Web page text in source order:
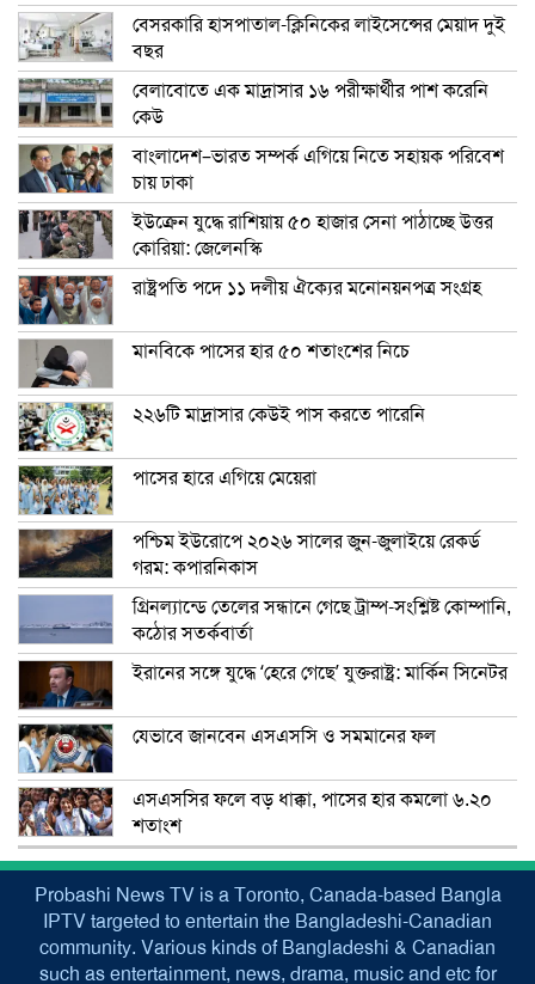
বেসরকারি হাসপাতাল-ক্লিনিকের লাইসেন্সের মেয়াদ দুই
বছর
বেলাবোতে এক মাদ্রাসার ১৬ পরীক্ষার্থীর পাশ করেনি
কেউ
বাংলাদেশ–ভারত সম্পর্ক এগিয়ে নিতে সহায়ক পরিবেশ
চায় ঢাকা
ইউক্রেন যুদ্ধে রাশিয়ায় ৫০ হাজার সেনা পাঠাচ্ছে উত্তর
কোরিয়া: জেলেনস্কি
রাষ্ট্রপতি পদে ১১ দলীয় ঐক্যের মনোনয়নপত্র সংগ্রহ
মানবিকে পাসের হার ৫০ শতাংশের নিচে
২২৬টি মাদ্রাসার কেউই পাস করতে পারেনি
পাসের হারে এগিয়ে মেয়েরা
পশ্চিম ইউরোপে ২০২৬ সালের জুন-জুলাইয়ে রেকর্ড
গরম: কপারনিকাস
গ্রিনল্যান্ডে তেলের সন্ধানে গেছে ট্রাম্প-সংশ্লিষ্ট কোম্পানি,
কঠোর সতর্কবার্তা
ইরানের সঙ্গে যুদ্ধে ‘হেরে গেছে’ যুক্তরাষ্ট্র: মার্কিন সিনেটর
যেভাবে জানবেন এসএসসি ও সমমানের ফল
এসএসসির ফলে বড় ধাক্কা, পাসের হার কমলো ৬.২০
শতাংশ
Probashi News TV is a Toronto, Canada-based Bangla
IPTV targeted to entertain the Bangladeshi-Canadian
community. Various kinds of Bangladeshi & Canadian
such as entertainment, news, drama, music and etc for